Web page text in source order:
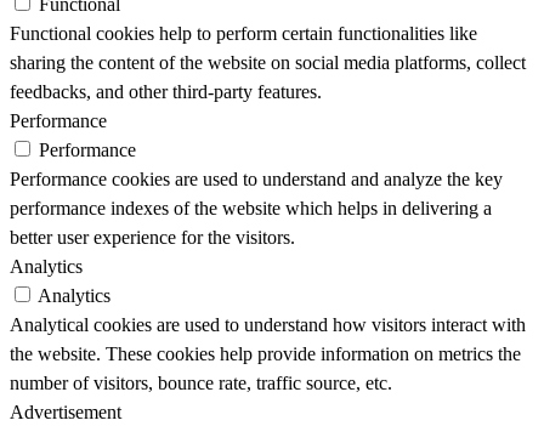
Functional cookies help to perform certain functionalities like
sharing the content of the website on social media platforms, collect
feedbacks, and other third-party features.
Performance
Performance
Performance cookies are used to understand and analyze the key
performance indexes of the website which helps in delivering a
better user experience for the visitors.
Analytics
Analytics
Analytical cookies are used to understand how visitors interact with
the website. These cookies help provide information on metrics the
number of visitors, bounce rate, traffic source, etc.
Advertisement